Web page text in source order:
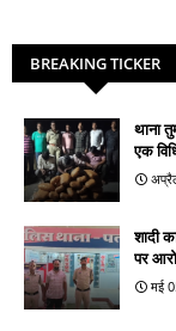
BREAKING TICKER
थाना
एक
शादी
पर
मई